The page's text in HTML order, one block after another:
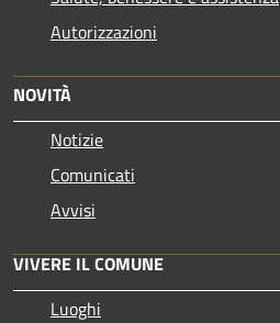
Autorizzazioni
NOVITÀ
Notizie
Comunicati
Avvisi
VIVERE IL COMUNE
Luoghi